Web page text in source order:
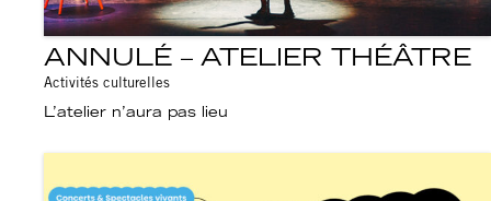
ANNULÉ – ATELIER THÉÂTRE
Activités culturelles
L’atelier n’aura pas lieu